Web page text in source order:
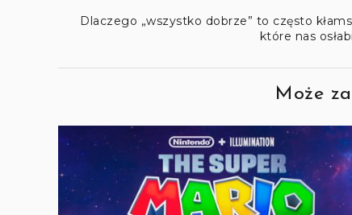
Dlaczego „wszystko dobrze” to często
które nas
Może